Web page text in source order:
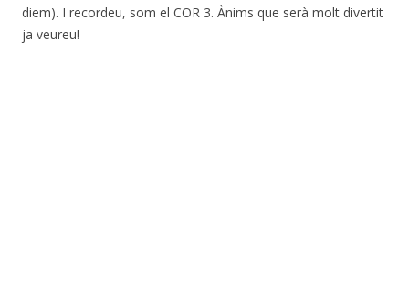
diem). I recordeu, som el COR 3. Ànims que serà molt divertit
ja veureu!